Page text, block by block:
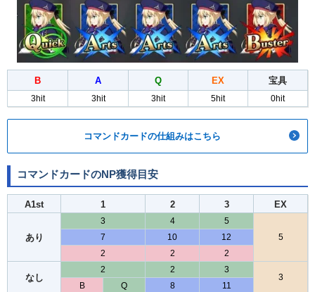
B A Q EX 宝具
3hit 3hit 3hit 5hit 0hit
コマンドカードの仕組みはこちら
コマンドカードのNP獲得目安
A1st 1 2 3 EX
あり
3 4
5
5
7 10
12
2
2 2
なし
2 2 3
3
B
Q 8 11